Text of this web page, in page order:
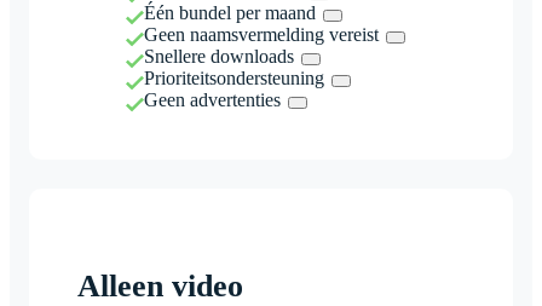
Één bundel per maand
Geen naamsvermelding vereist
Snellere downloads
Prioriteitsondersteuning
Geen advertenties
Alleen video